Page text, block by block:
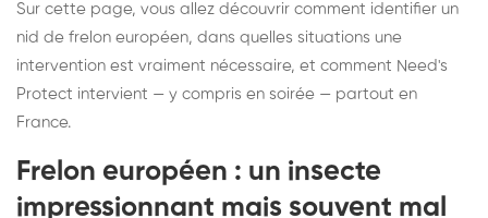
Sur cette page, vous allez découvrir comment identifier un
nid de frelon européen, dans quelles situations une
intervention est vraiment nécessaire, et comment Need's
Protect intervient — y compris en soirée — partout en
France.
Frelon européen : un insecte
impressionnant mais souvent mal